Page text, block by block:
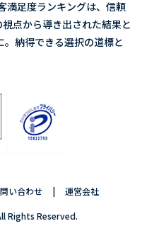
満足度ランキングは、信頼
点から導き出された結果と
。納得できる選択の道標と
い合わせ 運営会社
Rights Reserved.